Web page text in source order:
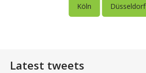
Köln Düsseldorf
Latest tweets